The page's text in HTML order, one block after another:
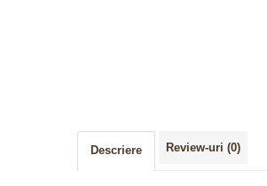
Descriere Review-uri (0)